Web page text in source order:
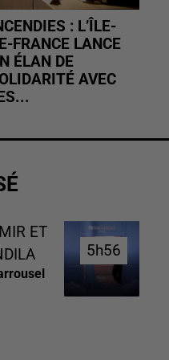
: L’ÎLE-
FRANCE LANCE
ÉLAN DE
AVEC
ET
5h56
5h56